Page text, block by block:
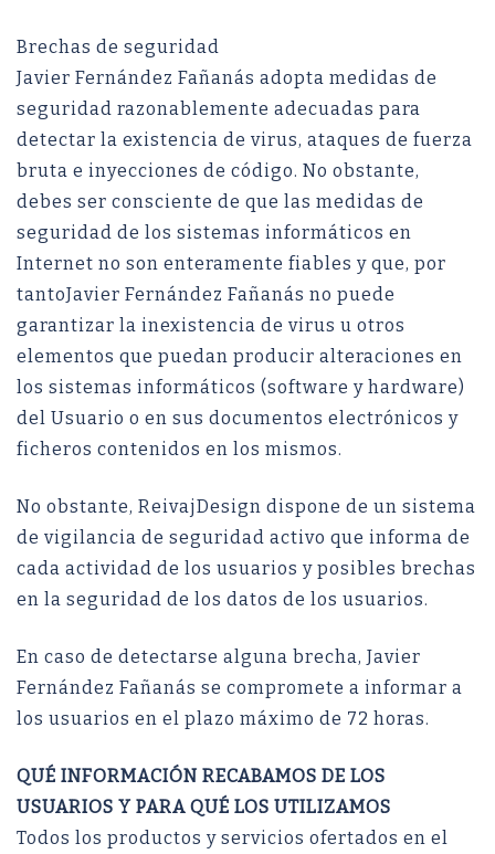
Brechas de seguridad
Javier Fernández Fañanás adopta medidas de
seguridad razonablemente adecuadas para
detectar la existencia de virus, ataques de fuerza
bruta e inyecciones de código. No obstante,
debes ser consciente de que las medidas de
seguridad de los sistemas informáticos en
Internet no son enteramente fiables y que, por
tantoJavier Fernández Fañanás no puede
garantizar la inexistencia de virus u otros
elementos que puedan producir alteraciones en
los sistemas informáticos (software y hardware)
del Usuario o en sus documentos electrónicos y
ficheros contenidos en los mismos.
No obstante, ReivajDesign dispone de un sistema
de vigilancia de seguridad activo que informa de
cada actividad de los usuarios y posibles brechas
en la seguridad de los datos de los usuarios.
En caso de detectarse alguna brecha, Javier
Fernández Fañanás se compromete a informar a
los usuarios en el plazo máximo de 72 horas.
QUÉ INFORMACIÓN RECABAMOS DE LOS
USUARIOS Y PARA QUÉ LOS UTILIZAMOS
Todos los productos y servicios ofertados en el